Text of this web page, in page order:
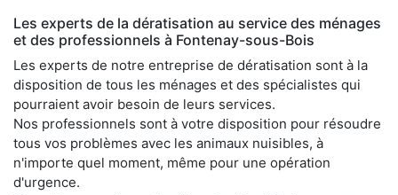
Les experts de la dératisation au service des ménages
et des professionnels à Fontenay-sous-Bois
Les experts de notre entreprise de dératisation sont à la
disposition de tous les ménages et des spécialistes qui
pourraient avoir besoin de leurs services.
Nos professionnels sont à votre disposition pour résoudre
tous vos problèmes avec les animaux nuisibles, à
n'importe quel moment, même pour une opération
d'urgence.